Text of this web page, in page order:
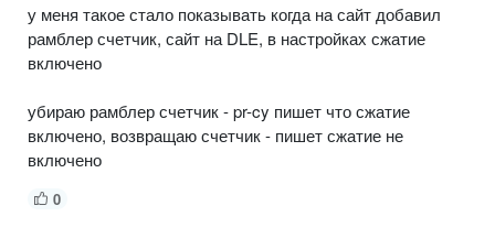
у меня такое стало показывать когда на сайт добавил
рамблер счетчик, сайт на DLE, в настройках сжатие
включено
убираю рамблер счетчик - pr-cy пишет что сжатие
включено, возвращаю счетчик - пишет сжатие не
включено
0